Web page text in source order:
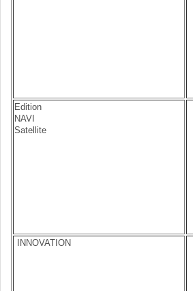
Edition
NAVI
Satellite
INNOVATION